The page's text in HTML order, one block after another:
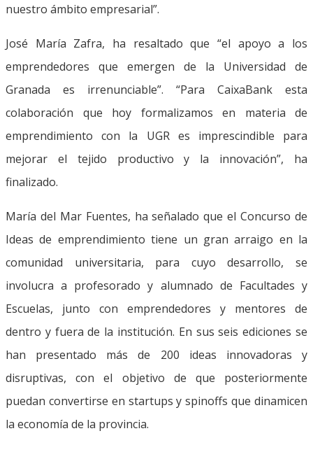
nuestro ámbito empresarial”.
José María Zafra, ha resaltado que “el apoyo a los
emprendedores que emergen de la Universidad de
Granada es irrenunciable”. “Para CaixaBank esta
colaboración que hoy formalizamos en materia de
emprendimiento con la UGR es imprescindible para
mejorar el tejido productivo y la innovación”, ha
finalizado.
María del Mar Fuentes, ha señalado que el Concurso de
Ideas de emprendimiento tiene un gran arraigo en la
comunidad universitaria, para cuyo desarrollo, se
involucra a profesorado y alumnado de Facultades y
Escuelas, junto con emprendedores y mentores de
dentro y fuera de la institución. En sus seis ediciones se
han presentado más de 200 ideas innovadoras y
disruptivas, con el objetivo de que posteriormente
puedan convertirse en startups y spinoffs que dinamicen
la economía de la provincia.